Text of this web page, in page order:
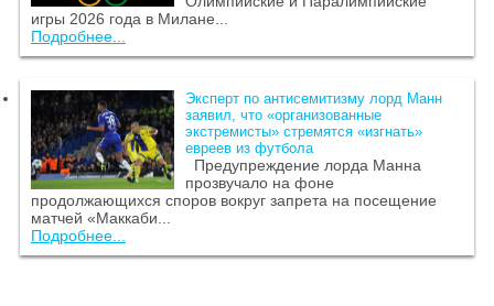
игры 2026 года в Милане...
Подробнее...
Эксперт по антисемитизму лорд Манн
заявил, что «организованные
экстремисты» стремятся «изгнать»
евреев из футбола
Предупреждение лорда Манна
прозвучало на фоне
продолжающихся споров вокруг запрета на посещение
матчей «Маккаби...
Подробнее...